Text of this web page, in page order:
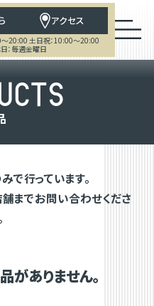
アクセス
～20:00 土日祝：10:00～20:00
：毎週金曜日
CTS
で行っています。
までお問い合わせくださ
がありません。